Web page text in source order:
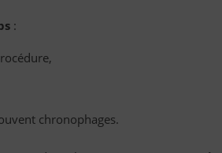
:
chronophages.